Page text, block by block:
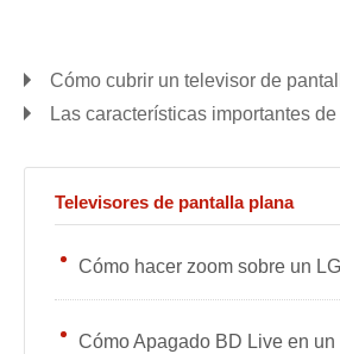
Cómo cubrir un televisor de
Las características importantes
Televisores de pantalla plana
Cómo hacer zoom sobre un
Cómo Apagado BD Live en un